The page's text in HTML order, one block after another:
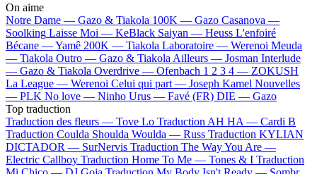
On aime
Notre Dame — Gazo & Tiakola 100K — Gazo Casanova —
Soolking Laisse Moi — KeBlack Saiyan — Heuss L'enfoiré
Bécane —Yamê 200K — Tiakola Laboratoire — Werenoi Meuda
— Tiakola Outro — Gazo & Tiakola Ailleurs — Josman Interlude
— Gazo & Tiakola Overdrive — Ofenbach 1 2 3 4 — ZOKUSH
La League — Werenoi Celui qui part — Joseph Kamel Nouvelles
— PLK No love — Ninho Urus — Favé (FR) DIE — Gazo
Top traduction
Traduction des fleurs — Tove Lo Traduction AH HA — Cardi B
Traduction Coulda Shoulda Woulda — Russ Traduction KYLIAN
DICTADOR — SurNervis Traduction The Way You Are —
Electric Callboy Traduction Home To Me — Tones & I Traduction